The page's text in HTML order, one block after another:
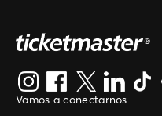
Vamos a conectarnos